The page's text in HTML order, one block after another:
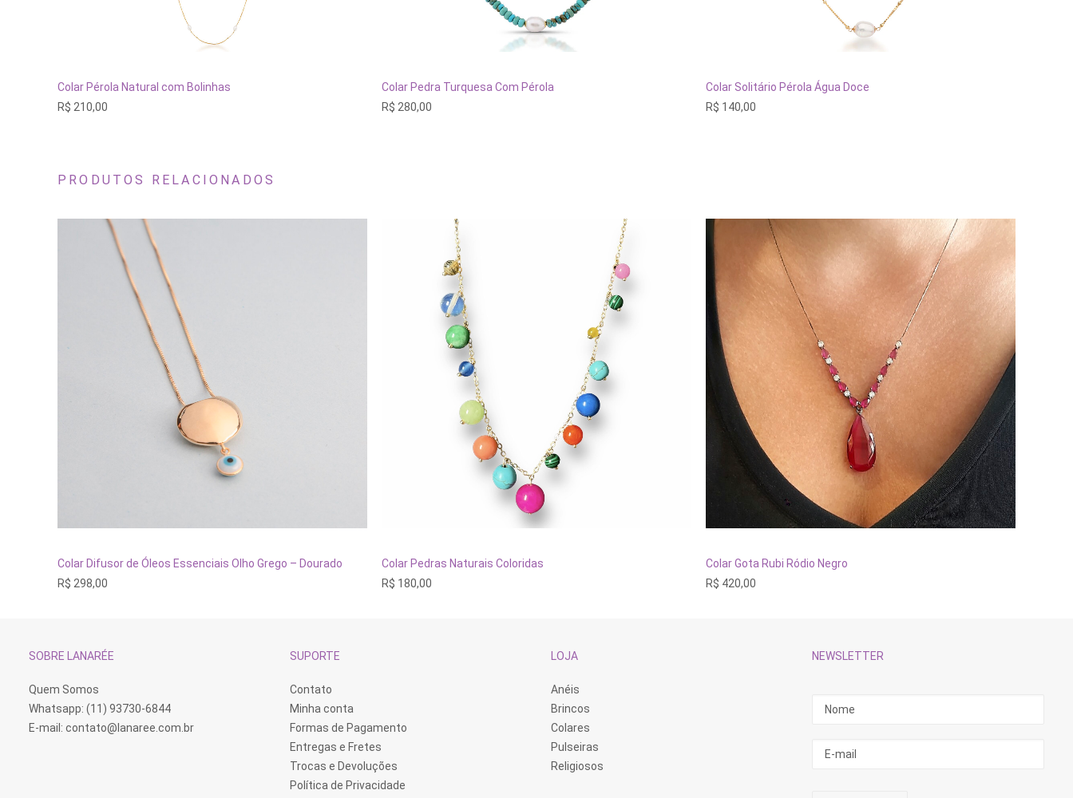
ADICIONAR AO CARRINHO
Colar Pérola Natural com Bolinhas
R$ 210,00
ESGOTADO
Colar Pedra Turquesa Com Pérola
R$ 280,00
ESGOTADO
Colar Solitário Pérola Água Doce
R$ 140,00
PRODUTOS RELACIONADOS
VER OPÇÕES
tem
variantes.
escolhidas
na
do
Colar Difusor de Óleos Essenciais Olho Grego – Dourado
R$ 298,00
ADICIONAR AO CARRINHO
Colar Pedras Naturais Coloridas
R$ 180,00
ADICIONAR AO CARRINHO
Colar Gota Rubi Ródio Negro
R$ 420,00
SOBRE LANARÉE
Quem Somos
Whatsapp: (11) 93730-6844
E-mail: contato@lanaree.com.br
SUPORTE
Contato
Minha conta
Formas de Pagamento
Entregas e Fretes
Trocas e Devoluções
Política de Privacidade
LOJA
Anéis
Brincos
Colares
Pulseiras
Religiosos
NEWSLETTER